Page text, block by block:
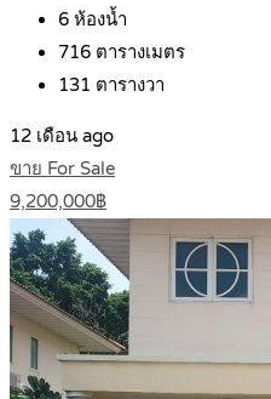
6 ห้องน้ำ
716 ตารางเมตร
131 ตารางวา
12 เดือน ago
ขาย For Sale
9,200,000฿